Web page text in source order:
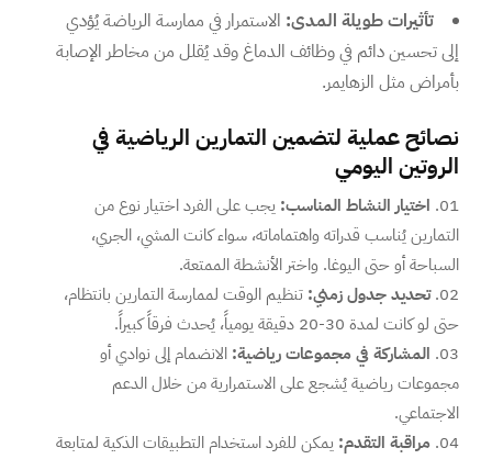
تأثيرات طويلة المدى: الاستمرار في ممارسة الرياضة يُؤدي
إلى تحسين دائم في وظائف الدماغ وقد يُقلل من مخاطر الإصابة
بأمراض مثل الزهايمر.
نصائح عملية لتضمين التمارين الرياضية في
الروتين اليومي
اختيار النشاط المناسب: يجب على الفرد اختيار نوع من
التمارين يُناسب قدراته واهتماماته، سواء كانت المشي، الجري،
السباحة أو حتى اليوغا. واختر الأنشطة الممتعة.
تحديد جدول زمني: تنظيم الوقت لممارسة التمارين بانتظام،
حتى لو كانت لمدة 30-20 دقيقة يومياً، يُحدث فرقاً كبيراً.
المشاركة في مجموعات رياضية: الانضمام إلى نوادي أو
مجموعات رياضية يُشجع على الاستمرارية من خلال الدعم
الاجتماعي.
مراقبة التقدم: يمكن للفرد استخدام التطبيقات الذكية لمتابعة